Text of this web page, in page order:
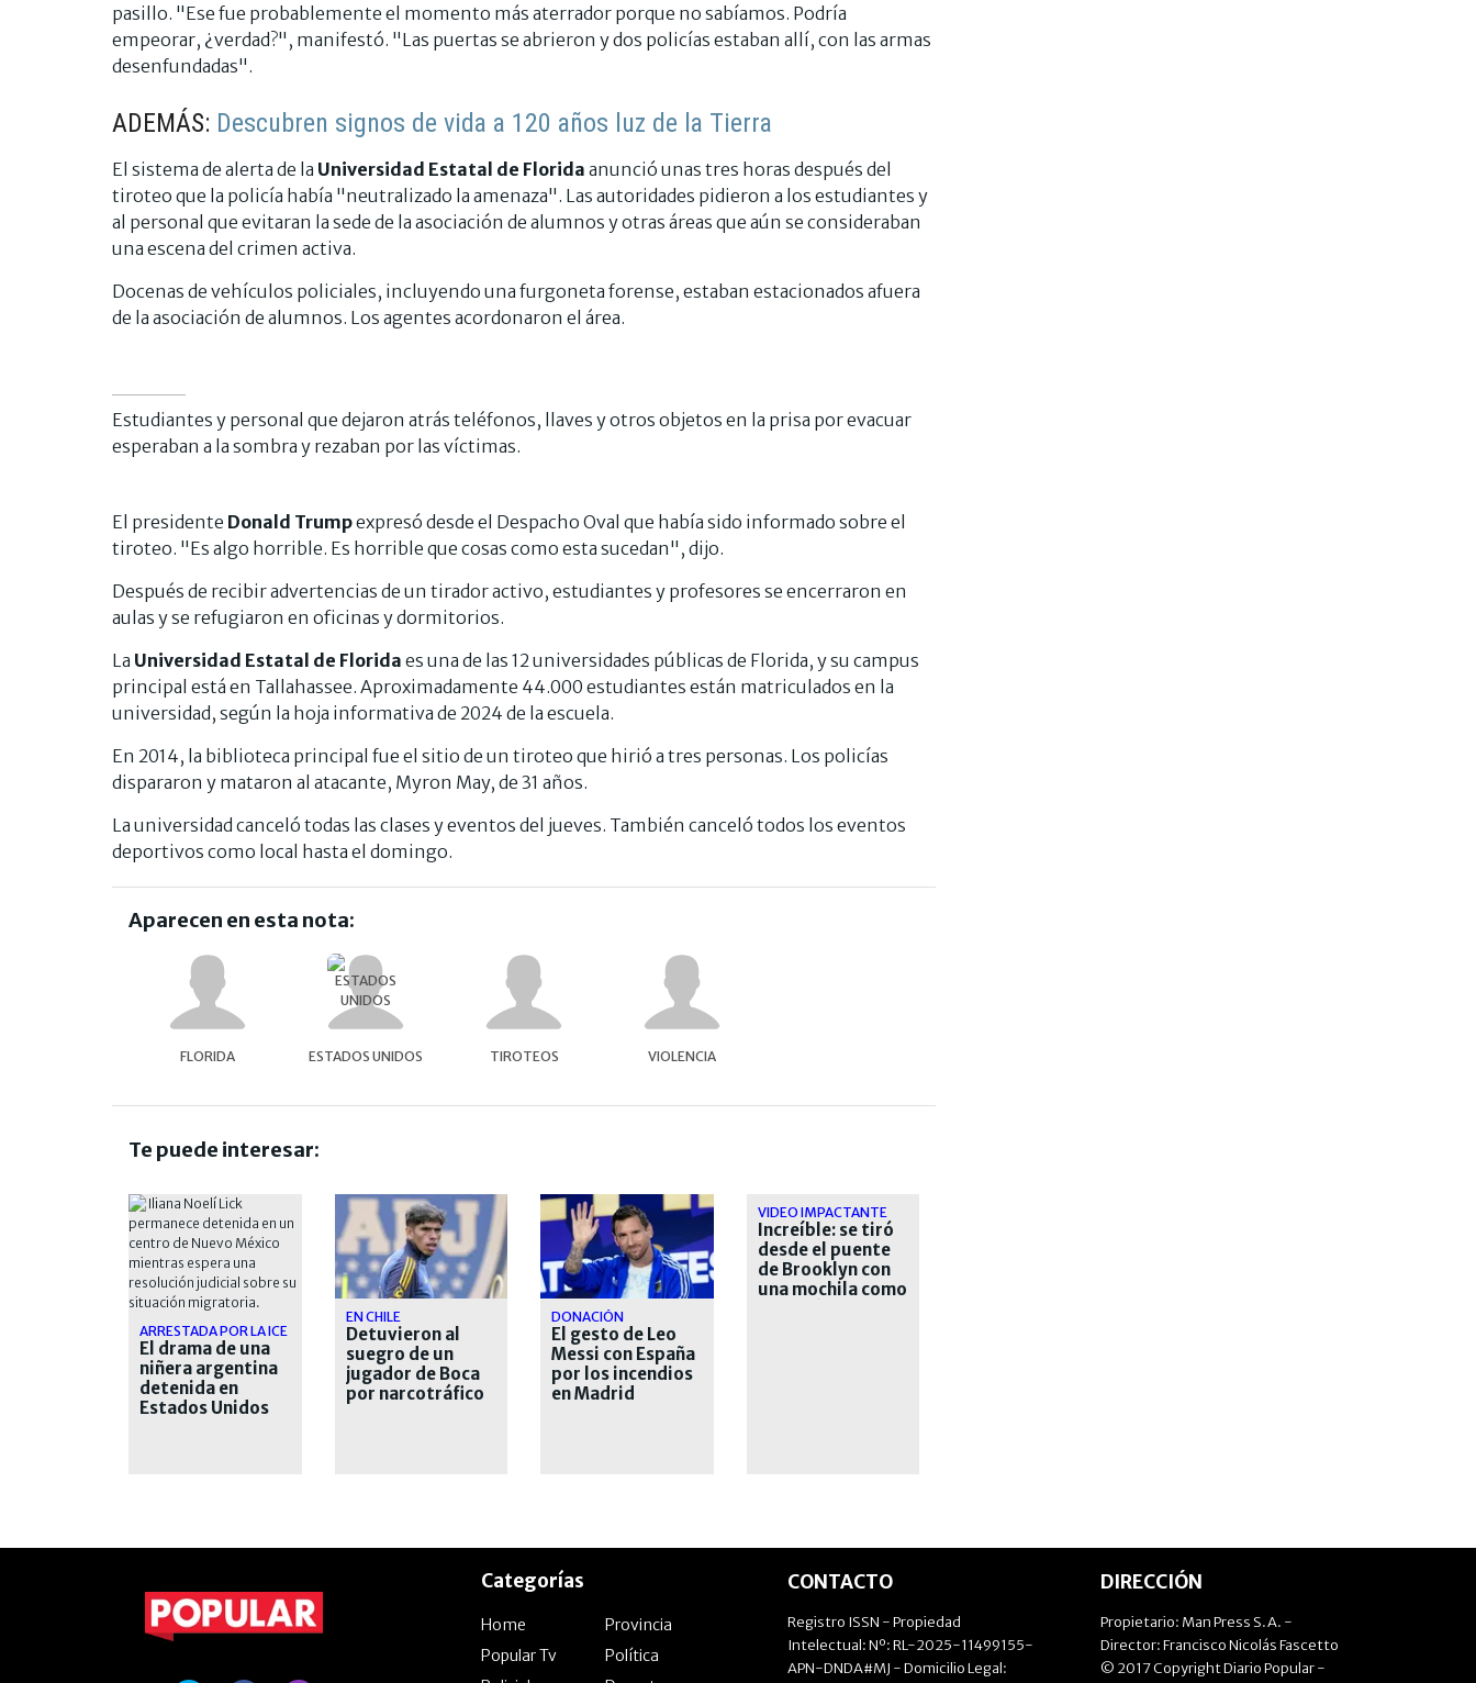
pasillo. "Ese fue probablemente el momento más aterrador porque no sabíamos. Podría
empeorar, ¿verdad?", manifestó. "Las puertas se abrieron y dos policías estaban allí, con las armas
desenfundadas".
ADEMÁS: Descubren signos de vida a 120 años luz de la Tierra
El sistema de alerta de la Universidad Estatal de Florida anunció unas tres horas después del
tiroteo que la policía había "neutralizado la amenaza". Las autoridades pidieron a los estudiantes y
al personal que evitaran la sede de la asociación de alumnos y otras áreas que aún se consideraban
una escena del crimen activa.
Docenas de vehículos policiales, incluyendo una furgoneta forense, estaban estacionados afuera
de la asociación de alumnos. Los agentes acordonaron el área.
Estudiantes y personal que dejaron atrás teléfonos, llaves y otros objetos en la prisa por evacuar
esperaban a la sombra y rezaban por las víctimas.
El presidente Donald Trumpexpresó desde el Despacho Oval que había sido informado sobre el
tiroteo. "Es algo horrible. Es horrible que cosas como esta sucedan", dijo.
Después de recibir advertencias de un tirador activo, estudiantes y profesores se encerraron en
aulas y se refugiaron en oficinas y dormitorios.
La Universidad Estatal de Florida es una de las 12 universidades públicas de Florida, y su campus
principal está en Tallahassee. Aproximadamente 44.000 estudiantes están matriculados en la
universidad, según la hoja informativa de 2024 de la escuela.
En 2014, la biblioteca principal fue el sitio de un tiroteo que hirió a tres personas. Los policías
dispararon y mataron al atacante, Myron May, de 31 años.
La universidad canceló todas las clases y eventos del jueves. También canceló todos los eventos
deportivos como local hasta el domingo.
Aparecen en esta nota:
FLORIDA ESTADOS UNIDOS TIROTEOS VIOLENCIA
Te puede interesar:
ARRESTADA POR LA ICE
El drama de una
niñera argentina
detenida en
Estados Unidos
EN CHILE
Detuvieron al
suegro de un
jugador de Boca
por narcotráfico
DONACIÓN
El gesto de Leo
Messi con España
por los incendios
en Madrid
VIDEO IMPACTANTE
Increíble: se tiró
desde el puente
de Brooklyn con
una mochila como
Categorías
Home
Provincia
Popular Tv
Política
CONTACTO
Registro ISSN - Propiedad
Intelectual: Nº: RL-2025-11499155-
APN-DNDA#MJ - Domicilio Legal:
DIRECCIÓN
Propietario: Man Press S.A. -
Director: Francisco Nicolás Fascetto
© 2017 Copyright Diario Popular -